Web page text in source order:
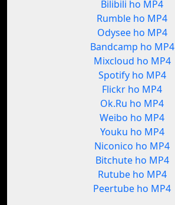
Bilibili ho MP4
Rumble ho MP4
Odysee ho MP4
Bandcamp ho MP4
Mixcloud ho MP4
Spotify ho MP4
Flickr ho MP4
Ok.Ru ho MP4
Weibo ho MP4
Youku ho MP4
Niconico ho MP4
Bitchute ho MP4
Rutube ho MP4
Peertube ho MP4